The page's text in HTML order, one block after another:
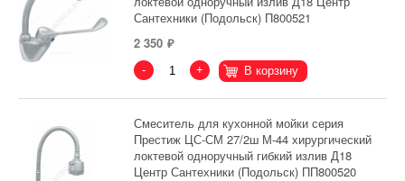
Сантехники (Подольск) П800521
2 350
- + В корзину
Смеситель для кухонной мойки серия
Престиж ЦС-СМ 27/2ш М-44 хирургический
локтевой одноручный гибкий излив Д18
Центр Сантехники (Подольск) ПП800520